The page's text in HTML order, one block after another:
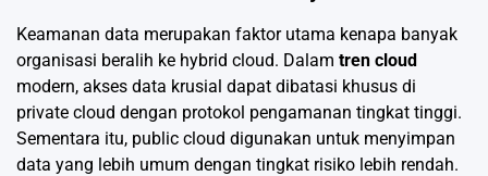
Keamanan data merupakan faktor utama kenapa banyak
organisasi beralih ke hybrid cloud. Dalam tren cloud
modern, akses data krusial dapat dibatasi khusus di
private cloud dengan protokol pengamanan tingkat tinggi.
Sementara itu, public cloud digunakan untuk menyimpan
data yang lebih umum dengan tingkat risiko lebih rendah.